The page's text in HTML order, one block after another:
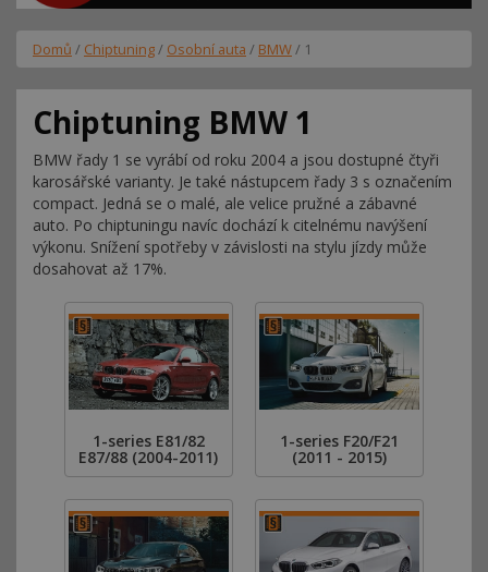
Domů / Chiptuning/ Osobní auta / BMW/ 1
Chiptuning BMW 1
BMW řady 1 se vyrábí od roku 2004 a jsou dostupné čtyři
karosářské varianty. Je také nástupcem řady 3 s označením
compact. Jedná se o malé, ale velice pružné a zábavné
auto. Po chiptuningu navíc dochází k citelnému navýšení
výkonu. Snížení spotřeby v závislosti na stylu jízdy může
dosahovat až 17%.
1-series E81/82
E87/88 (2004-2011)
1-series F20/F21
(2011 - 2015)